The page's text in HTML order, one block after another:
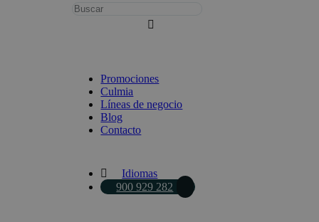
Busca:
Promociones
Culmia
Líneas de negocio
Blog
Contacto
Idiomas
900 929 282